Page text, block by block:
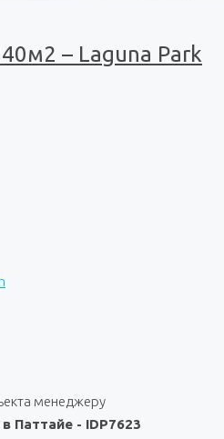
– Laguna Park
менеджеру
Паттайе - IDP7623